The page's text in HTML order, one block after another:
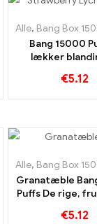
Engangs e-cigaretter
Alle, Bang Box
Bang 15000
lækker
litchi
€5.12
Engangs e-cigaretter
Alle, Bang Box
Granatæble
Puffs De rige,
vapers kan
€5.12